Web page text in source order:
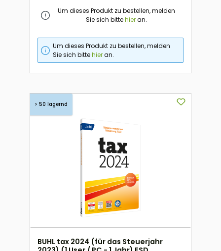
Um dieses Produkt zu bestellen, melden
Sie sich bittehieran.
Um dieses Produkt zu bestellen, melden
Sie sich bittehieran.
> 50 lagernd
BUHL tax 2024 (für das Steuerjahr